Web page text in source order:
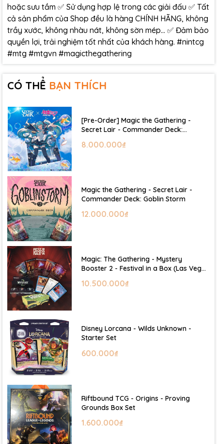
hoặc sưu tầm ✅ Sử dụng hợp lệ trong các giải đấu ✅ Tất
cả sản phẩm của Shop đều là hàng CHÍNH HÃNG, không
trầy xước, không nhàu nát, không sờn mép… ✅ Đảm bảo
quyền lợi, trải nghiệm tốt nhất của khách hàng. #nintcg
#mtg #mtgvn #magicthegathering
CÓ THỂ BẠN THÍCH
[Pre-Order] Magic the Gathering -
Secret Lair - Commander Deck:
8.000.000₫
Magic the Gathering - Secret Lair -
Commander Deck: Goblin Storm
12.000.000₫
Magic: The Gathering - Mystery
Booster 2 - Festival in a Box (Las Vegas
10.500.000₫
Disney Lorcana - Wilds Unknown -
Starter Set
600.000₫
Riftbound TCG - Origins - Proving
Grounds Box Set
1.600.000₫